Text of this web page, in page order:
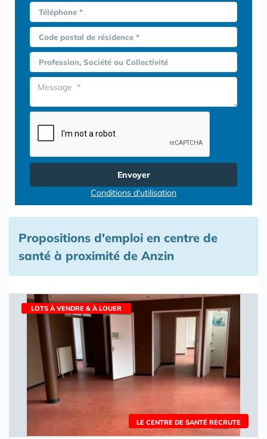
Téléphone *
Code postal de résidence *
Profession, Société ou Collectivité
Envoyer
Conditions d'utilisation
Propositions d'emploi en centre de
santé à proximité de Anzin
LE CENTRE DE SANTÉ RECRUTE
LOTS À VENDRE & À LOUER